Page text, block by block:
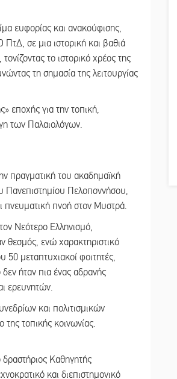
ευφορίας και ανακούφισης,
σε μια ιστορική και βαθιά
το ιστορικό χρέος της
τη σημασία της λειτουργίας
εποχής για την τοπική,
γη των Παλαιολόγων.
πραγματική του ακαδημαϊκή
Πανεπιστημίου Πελοποννήσου,
πνοή στον Μυστρά.
Νεότερο Ελληνισμό,
θεσμός, ενώ χαρακτηριστικό
50 μεταπτυχιακοί φοιτητές,
ήταν πια ένας αδρανής
ερευνητών.
και πολιτισμικών
τοπικής κοινωνίας.
Καθηγητής
και διεπιστημονικό